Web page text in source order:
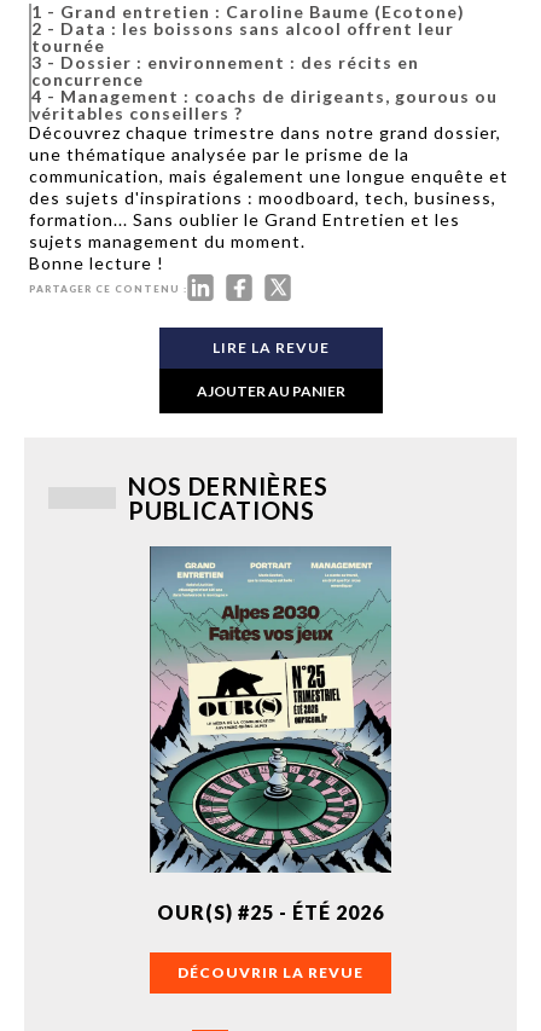
Découvrez chaque trimestre dans notre grand dossier,
une thématique analysée par le prisme de la
communication, mais également une longue enquête et
des sujets d'inspirations : moodboard, tech, business,
formation... Sans oublier le Grand Entretien et les
sujets management du moment.
Bonne lecture !
PARTAGER CE CONTENU :
1 - Grand entretien : Caroline Baume (Ecotone)
2 - Data : les boissons sans alcool offrent leur
tournée
3 - Dossier : environnement : des récits en
concurrence
4 - Management : coachs de dirigeants, gourous ou
véritables conseillers ?
LIRE LA REVUE
AJOUTER AU PANIER
NOS DERNIÈRES
PUBLICATIONS
OUR(S) #25 - ÉTÉ 2026
DÉCOUVRIR LA REVUE